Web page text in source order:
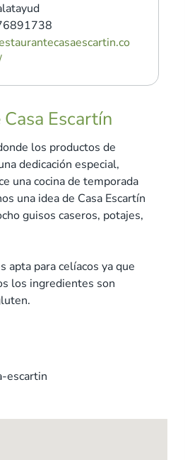
Escartín
los productos de
dedicación especial,
una cocina de temporada
una idea de Casa Escartín
guisos caseros, potajes,
apta para celíacos ya que
los ingredientes son